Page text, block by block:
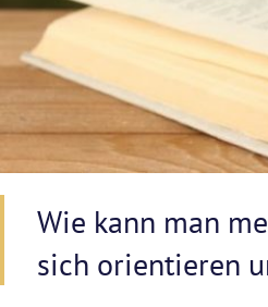
Wie kann man
sich orientieren